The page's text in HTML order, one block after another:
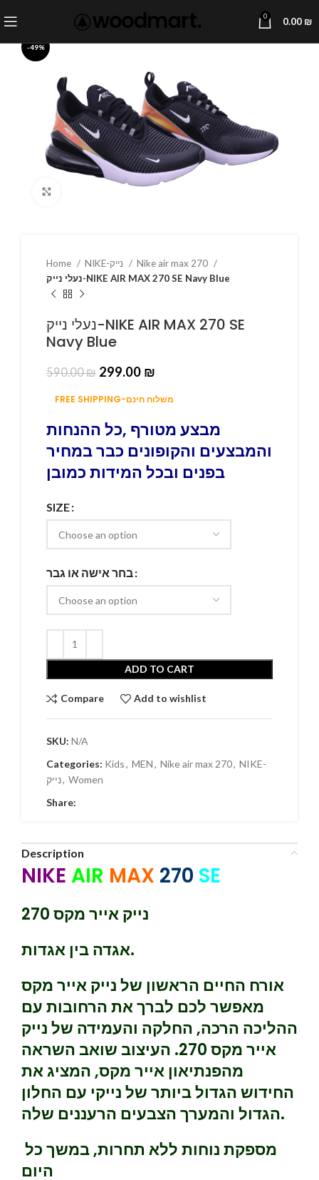
0 0.00 ₪
-49%
Home
Nike air max 270
נעלי נייק-NIKE AIR MAX 270 SE Navy Blue
נעלי נייק-NIKE AIR MAX 270 SE
Navy Blue
590.00₪ 299.00 ₪
FREE SHIPPING-משלוח חינם
מבצע מטורף ,כל ההנחות
והמבצעים והקופונים כבר במחיר
בפנים ובכל המידות כמובן
SIZE
בחר אישה או גבר
ADD TO CART
Compare Add to wishlist
SKU: N/A
Categories: Kids, MEN, Nike air max 270, NIKE-
נייק, Women
Share:
Description
NIKE AIR MAX 270 SE
נייק אייר מקס 270
אגדה בין אגדות.
אורח החיים הראשון של נייק אייר מקס
מאפשר לכם לברך את הרחובות עם
ההליכה הרכה, החלקה והעמידה של נייק
אייר מקס 270. העיצוב שואב השראה
מהפנתיאון אייר מקס, המציג את
החידוש הגדול ביותר של נייקי עם החלון
הגדול והמערך הצבעים הרעננים שלה.